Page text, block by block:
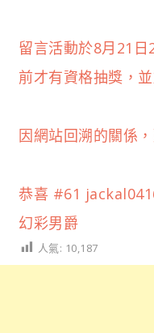
留言活動於8月21
前才有資格抽獎，
因網站回溯的關係
恭喜 #61
幻彩男爵
人氣: 10,187